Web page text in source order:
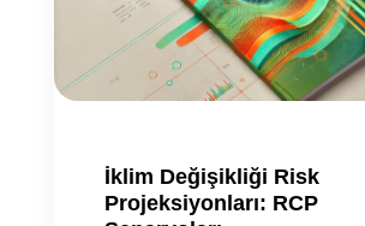
İklim Değişikliği Risk
Projeksiyonları: RCP